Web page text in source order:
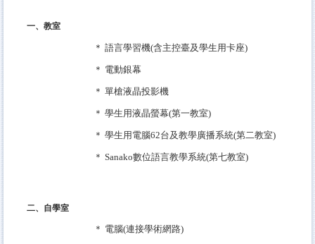
一、教室
＊ 語言學習機(含主控臺及學生用卡座)
＊ 電動銀幕
＊ 單槍液晶投影機
＊ 學生用液晶螢幕(第一教室)
＊學生用電腦62台及教學廣播系統(第二教室)
＊ Sanako數位語言教學系統(第七教室)
二、自學室
＊ 電腦(連接學術網路)